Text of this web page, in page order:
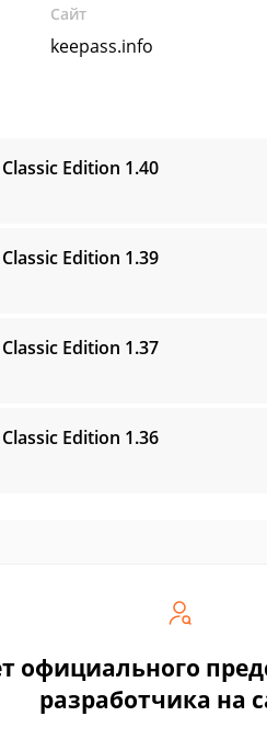
Сайт
keepass.info
Edition 1.40
Edition 1.39
Edition 1.37
Edition 1.36
официального
разработчика на